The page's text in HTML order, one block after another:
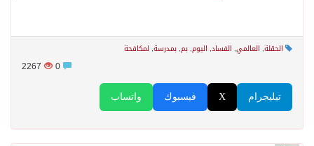
الحقلة, العالمي, الفساد, اليوم, بم, بمدرسة, لمكافحة
2267
واتساب فيسبوك X تيليجرام